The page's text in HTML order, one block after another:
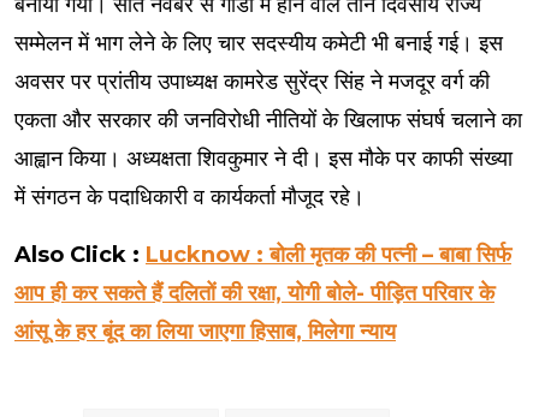
सम्मेलन में भाग लेने के लिए चार सदस्यीय कमेटी भी बनाई गई। इस
अवसर पर प्रांतीय उपाध्यक्ष कामरेड सुरेंद्र सिंह ने मजदूर वर्ग की
एकता और सरकार की जनविरोधी नीतियों के खिलाफ संघर्ष चलाने का
आह्वान किया। अध्यक्षता शिवकुमार ने दी। इस मौके पर काफी संख्या
में संगठन के पदाधिकारी व कार्यकर्ता मौजूद रहे।
Also Click : Lucknow : बोली मृतक की पत्नी – बाबा सिर्फ
आप ही कर सकते हैं दलितों की रक्षा, योगी बोले- पीड़ित परिवार के
आंसू के हर बूंद का लिया जाएगा हिसाब, मिलेगा न्याय